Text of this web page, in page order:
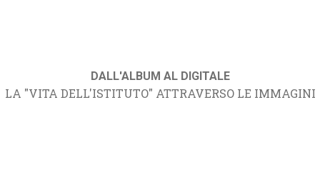
DALL'ALBUM AL DIGITALE
LA "VITA DELL'ISTITUTO" ATTRAVERSO LE IMMAGINI